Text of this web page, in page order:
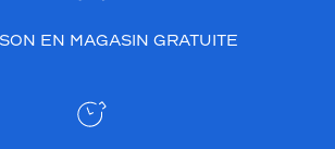
EN MAGASIN GRATUITE